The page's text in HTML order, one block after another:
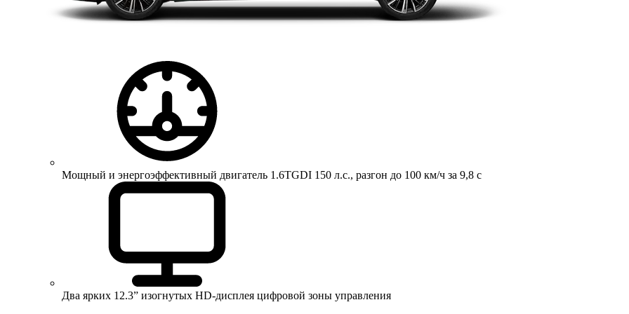
Мощный и энергоэффективный двигатель 1.6TGDI 150 л.с., разгон до 100 км/ч за 9,8 с
Два ярких 12.3” изогнутых HD-дисплея цифровой зоны управления